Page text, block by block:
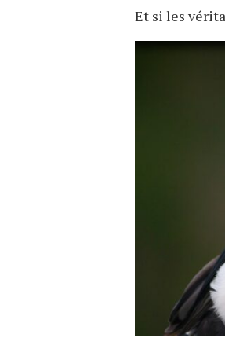
Et si les